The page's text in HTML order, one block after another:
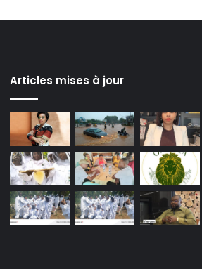
Articles mises à jour